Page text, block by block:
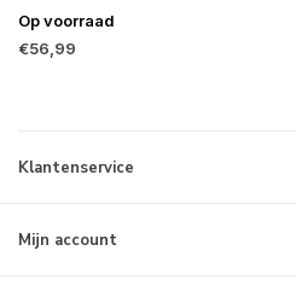
Op voorraad
€56,99
Klantenservice
Mijn account